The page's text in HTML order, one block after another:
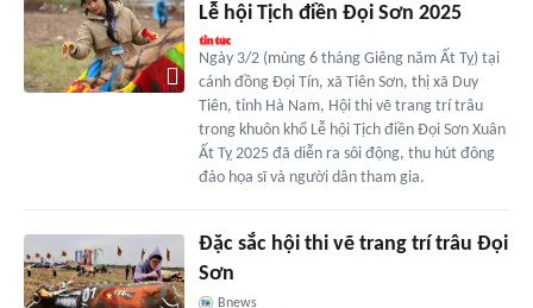
Lễ hội Tịch điền Đọi Sơn 2025
Ngày 3/2 (mùng 6 tháng Giêng năm Ất Tỵ) tại
cánh đồng Đọi Tín, xã Tiên Sơn, thị xã Duy
Tiên, tỉnh Hà Nam, Hội thi vẽ trang trí trâu
trong khuôn khổ Lễ hội Tịch điền Đọi Sơn Xuân
Ất Tỵ 2025 đã diễn ra sôi động, thu hút đông
đảo họa sĩ và người dân tham gia.
Đặc sắc hội thi vẽ trang trí trâu Đọi
Sơn
Bnews